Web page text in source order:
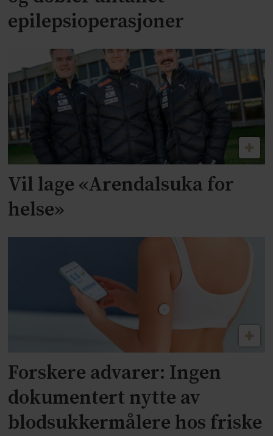
epilepsioperasjoner
Vil lage «Arendalsuka for
helse»
Forskere advarer: Ingen
dokumentert nytte av
blodsukkermålere hos friske